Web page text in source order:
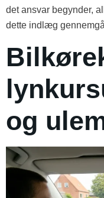
det ansvar begynder,
dette indlæg
og